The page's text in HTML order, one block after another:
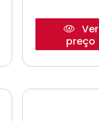
Ver
preço